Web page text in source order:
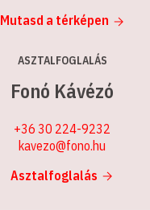
Mutasd a térképen
ASZTALFOGLALÁS
Fonó Kávézó
+36 30 224-9232
kavezo@fono.hu
Asztalfoglalás